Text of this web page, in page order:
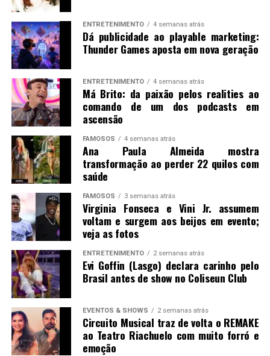
ENTRETENIMENTO 4 semanas atrás
Dá publicidade ao playable marketing:
Thunder Games aposta em nova geração
ENTRETENIMENTO 4 semanas atrás
Má Brito: da paixão pelos realities ao
comando de um dos podcasts em
ascensão
FAMOSOS 4 semanas atrás
Ana Paula Almeida mostra
transformação ao perder 22 quilos com
saúde
FAMOSOS 3 semanas atrás
Virginia Fonseca e Vini Jr. assumem
voltam e surgem aos beijos em evento;
veja as fotos
ENTRETENIMENTO 2 semanas atrás
Evi Goffin (Lasgo) declara carinho pelo
Brasil antes de show no Coliseun Club
EVENTOS & SHOWS 2 semanas atrás
Circuito Musical traz de volta o REMAKE
ao Teatro Riachuelo com muito forró e
emoção